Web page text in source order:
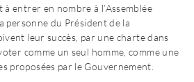
à entrer en nombre à l’Assemblée
personne du Président de la
leur succès, par une charte dans
comme un seul homme, comme une
proposées par le Gouvernement.